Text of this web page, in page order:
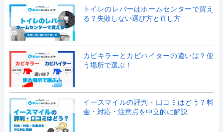
トイレのレバーはホームセンターで買え
る？失敗しない選び方と直し方
カビキラーとカビハイターの違いは？使
う場所で選ぶ！
イースマイルの評判・口コミはどう？料
金・対応・注意点を中立的に解説